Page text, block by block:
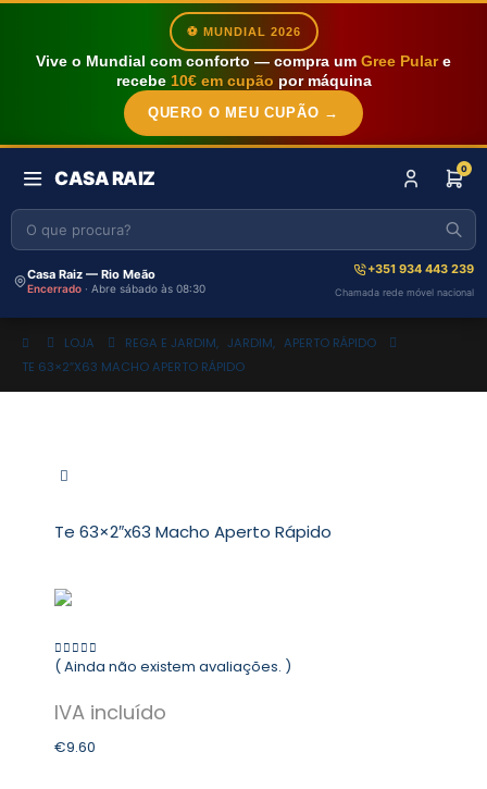
⚽ MUNDIAL 2026
Vive o Mundial com conforto — compra um Gree Pulare
recebe 10€ em cupão por máquina
QUERO O MEU CUPÃO →
CASA RAIZ 0
Casa Raiz — Rio Meão
Encerrado · Abre sábado às 08:30
+351 934 443 239
Chamada rede móvel nacional
LOJA REGA E JARDIM, JARDIM, APERTO RÁPIDO
TE 63×2″X63 MACHO APERTO RÁPIDO
Te 63×2″x63 Macho Aperto Rápido
0 out of 5
( Ainda não existem avaliações. )
€9.60